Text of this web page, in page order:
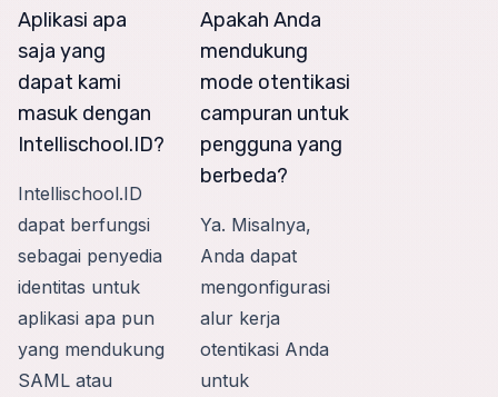
Aplikasi apa
saja yang
dapat kami
masuk dengan
Intellischool.ID?
Intellischool.ID
dapat berfungsi
sebagai penyedia
identitas untuk
aplikasi apa pun
yang mendukung
SAML atau
Apakah Anda
mendukung
mode otentikasi
campuran untuk
pengguna yang
berbeda?
Ya. Misalnya,
Anda dapat
mengonfigurasi
alur kerja
otentikasi Anda
untuk